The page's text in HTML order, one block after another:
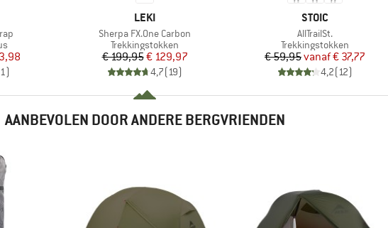
prijs
1)
MERK
LEKI
Artikel
Sherpa FX.One Carbon
Productgroep
Trekkingstokken
Prijs
€ 199,95Verlaagde prijs
€ 129,97
4,7(19)
MERK
STOIC
Artikel
AllTrailSt.
Productgroep
Trekkingstokken
Prijs
€ 59,95 Verlaagde prijs
vanaf€ 37,77
4,2(12)
AANBEVOLEN DOOR ANDERE BERGVRIENDEN